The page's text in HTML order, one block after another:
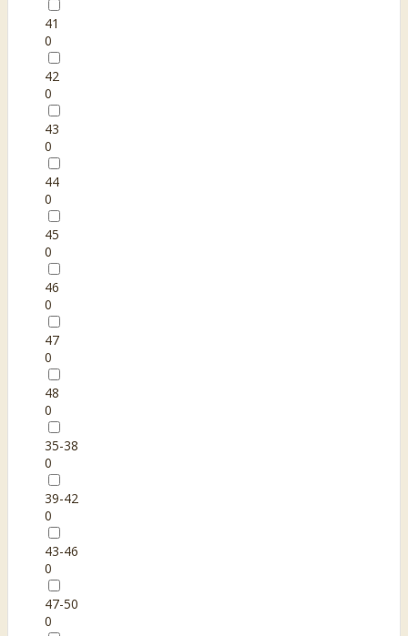
41
0
42
0
43
0
44
0
45
0
46
0
47
0
48
0
35-38
0
39-42
0
43-46
0
47-50
0